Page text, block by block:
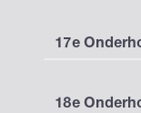
17e
18e